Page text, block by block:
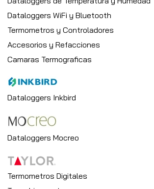
Dataloggers WiFi y Bluetooth
Termometros y Controladores
Accesorios y Refacciones
Camaras Termograficas
Dataloggers Inkbird
Dataloggers Mocreo
Termometros Digitales